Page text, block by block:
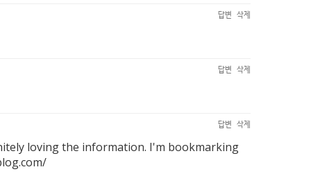
답변 삭제
답변 삭제
답변 삭제
loving the information. I'm bookmarking